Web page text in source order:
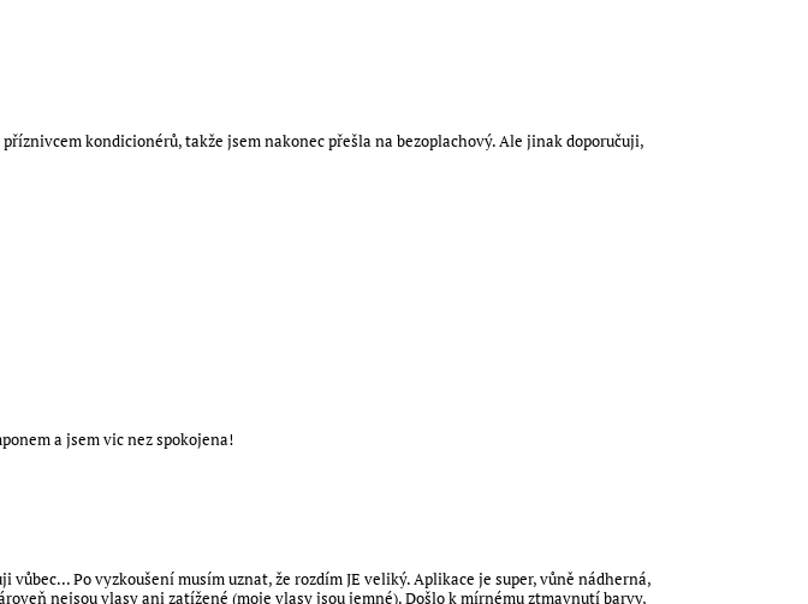
kondicionérů, takže jsem nakonec přešla na bezoplachový. Ale jinak doporučuji,
a jsem vic nez spokojena!
Po vyzkoušení musím uznat, že rozdím JE veliký. Aplikace je super, vůně nádherná,
nejsou vlasy ani zatížené (moje vlasy jsou jemné). Došlo k mírnému ztmavnutí barvy,